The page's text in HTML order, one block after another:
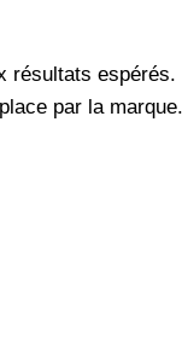
résultats
par la